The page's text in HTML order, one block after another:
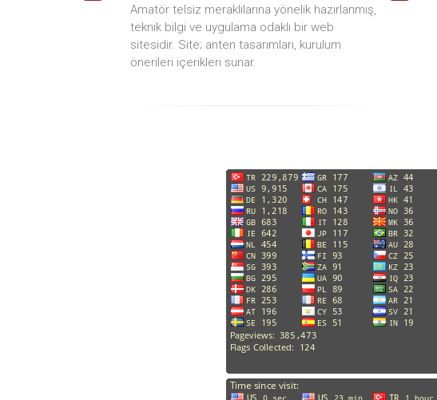
Amatör telsiz meraklılarına yönelik hazırlanmış,
teknik bilgi ve uygulama odaklı bir web
sitesidir. Site; anten tasarımları, kurulum
önerileri içerikleri sunar.